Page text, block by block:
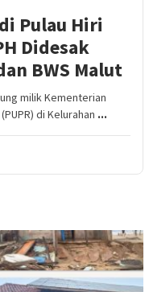
Pulau Hiri
Didesak
BWS Malut
milik Kementerian
di Kelurahan ...